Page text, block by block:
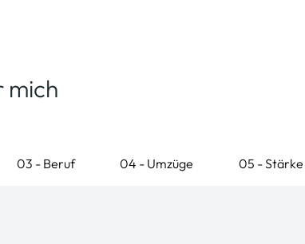
mich
03 - Beruf 04 - Umzüge 05 - Stärke